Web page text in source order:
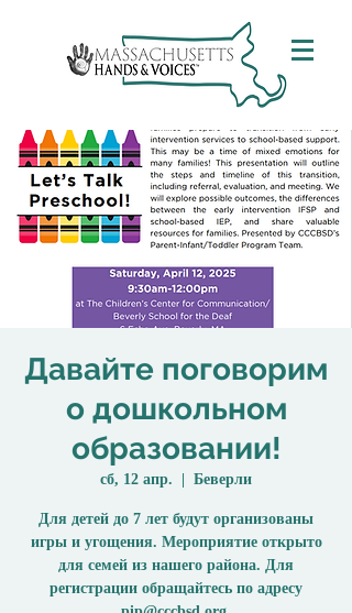
Давайте поговорим
о дошкольном
образовании!
сб, 12 апр. Беверли
Для детей до 7 лет будут организованы
игры и угощения. Мероприятие открыто
для семей из нашего района. Для
регистрации обращайтесь по адресу